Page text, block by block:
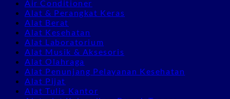
Air Conditioner
Alat & Perangkat Keras
Alat Berat
Alat Kesehatan
Alat Laboratorium
Alat Musik & Aksesoris
Alat Olahraga
Alat Penunjang Pelayanan Kesehatan
Alat Pijat
Alat Tulis Kantor